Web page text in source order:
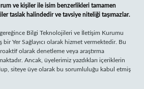
ve kişiler ile isim benzerlikleri tamamen
taslak halindedir ve tavsiye niteliği taşımazlar.
Bilgi Teknolojileri ve İletişim Kurumu
bir Yer Sağlayıcı olarak hizmet vermektedir. Bu
olarak denetleme veya araştırma
Ancak, üyelerimiz yazdıkları içeriklerin
siteye üye olarak bu sorumluluğu kabul etmiş